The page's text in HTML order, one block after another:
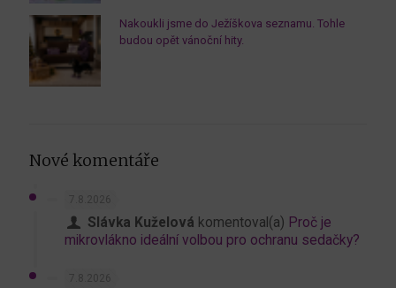
Nakoukli jsme do Ježíškova seznamu. Tohle
budou opět vánoční hity.
Nové komentáře
7.8.2026
Slávka Kuželová komentoval(a) Proč je
mikrovlákno ideální volbou pro ochranu sedačky?
7.8.2026